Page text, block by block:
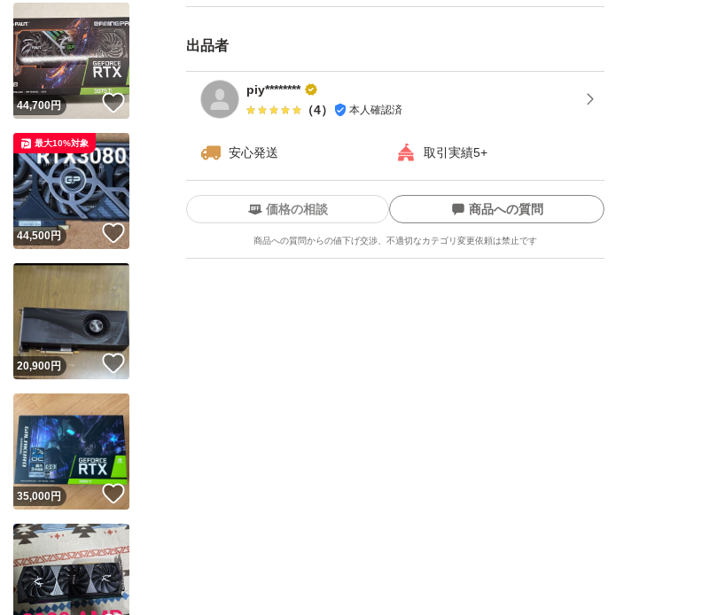
出品者
piy********
（4） 本人確認済
安心発送 取引実績5+
ユーザーの実績について
の基準を満たしたユーザーにバッジを付与しています
Yahoo!フリマの基準をクリアした安心・安全なユーザーです
価格の相談 商品への質問
商品への質問からの値下げ交渉、不適切なカテゴリ変更依頼は禁止です
この商品の情報をコピーします
いね！
44,700円 いいね！
いね！
44,500円
最大10%対象
いいね！
20,900円 いいね！
いね！
35,000円